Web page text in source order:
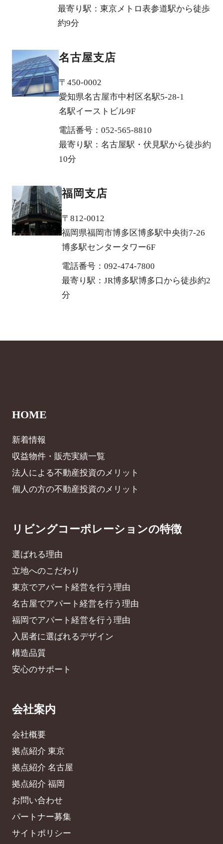
最寄り駅：東京メトロ表参道駅から徒歩
約9分
名古屋支店
〒450-0002
愛知県名古屋市中村区名駅5-28-1
名駅イーストビル9F
電話番号：052-565-8810
最寄り駅：名古屋駅・伏見駅から徒歩約
10分
福岡支店
〒812-0012
福岡県福岡市博多区博多駅中央街7-26
博多駅センタータワー6F
電話番号：092-474-7800
最寄り駅：JR博多駅博多口から徒歩約2
分
HOME
新着情報
収益物件・販売実績一覧
法人による不動産投資のメリット
個人の方の不動産投資のメリット
リビングコーポレーションの特徴
選ばれる理由
立地へのこだわり
東京でアパート経営を行う理由
名古屋でアパート経営を行う理由
福岡でアパート経営を行う理由
入居者に選ばれるデザイン
構造品質
安心のサポート
会社案内
会社概要
拠点紹介 東京
拠点紹介 名古屋
拠点紹介 福岡
お問い合わせ
パートナー募集
サイトポリシー